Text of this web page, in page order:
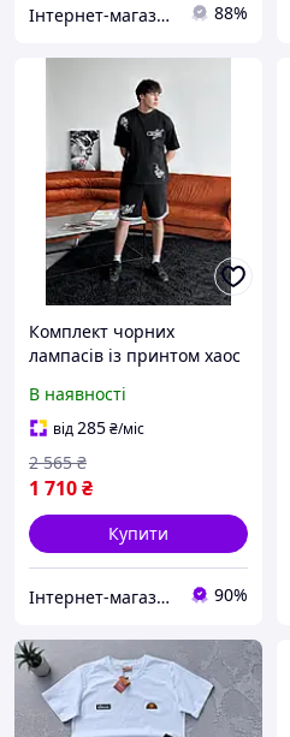
Інтернет-магазин Min Price 88%
Комплект чорних
лампасів із принтом хаос
активного відпочинку
В наявності
від285₴/міс
1 710₴
2 565 ₴
Купити
Інтернет-магазин ALL CLOTHES 90%